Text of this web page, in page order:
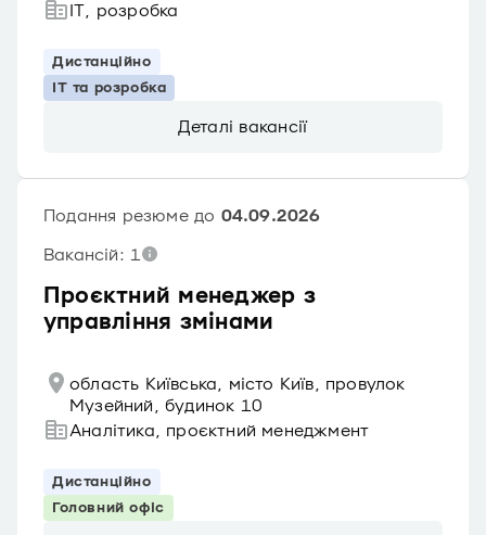
IT, розробка
Дистанційно
IT та розробка
Деталі вакансії
Проєктний менеджер з
управління змінами
Подання резюме до 04.09.2026
Вакансій: 1
область Київська, місто Київ, провулок
Музейний, будинок 10
Аналітика, проєктний менеджмент
Дистанційно
Головний офіс